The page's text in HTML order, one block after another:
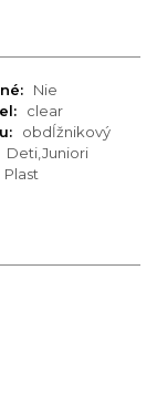
Nie
clear
obdĺžnikový
Deti,Juniori
Plast